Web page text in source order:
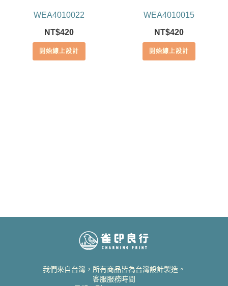
WEA4010022
NT$420
開始線上設計
WEA4010015
NT$420
開始線上設計
我們來自台灣，所有商品皆為台灣設計製造。
客服服務時間